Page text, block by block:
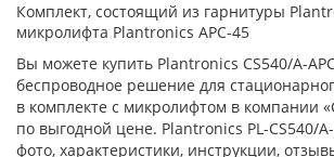
Комплект, состоящий из гарнитуры
микролифта Plantronics АРC-45
Вы можете купить Plantronics CS540/A-
беспроводное решение для
в комплекте с микролифтом в компании
по выгодной цене. Plantronics PL-CS540/
фото, характеристики, инструкции,